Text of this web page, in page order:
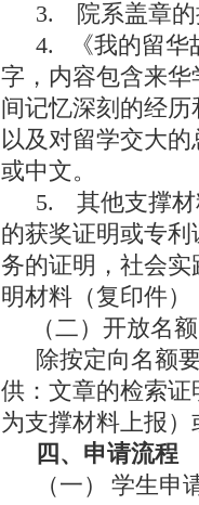
3.
院系盖章
4.
《我的留
字，内容包含来
间记忆深刻的经
以及对留学交大
或中文。
5.
其他支撑
的获奖证明或专
务的证明，社会
明材料（复印件
（二） 开放名额
除按定向名额
供：文章的检索
为支撑材料上报
四、申请流程
（一）
学生申